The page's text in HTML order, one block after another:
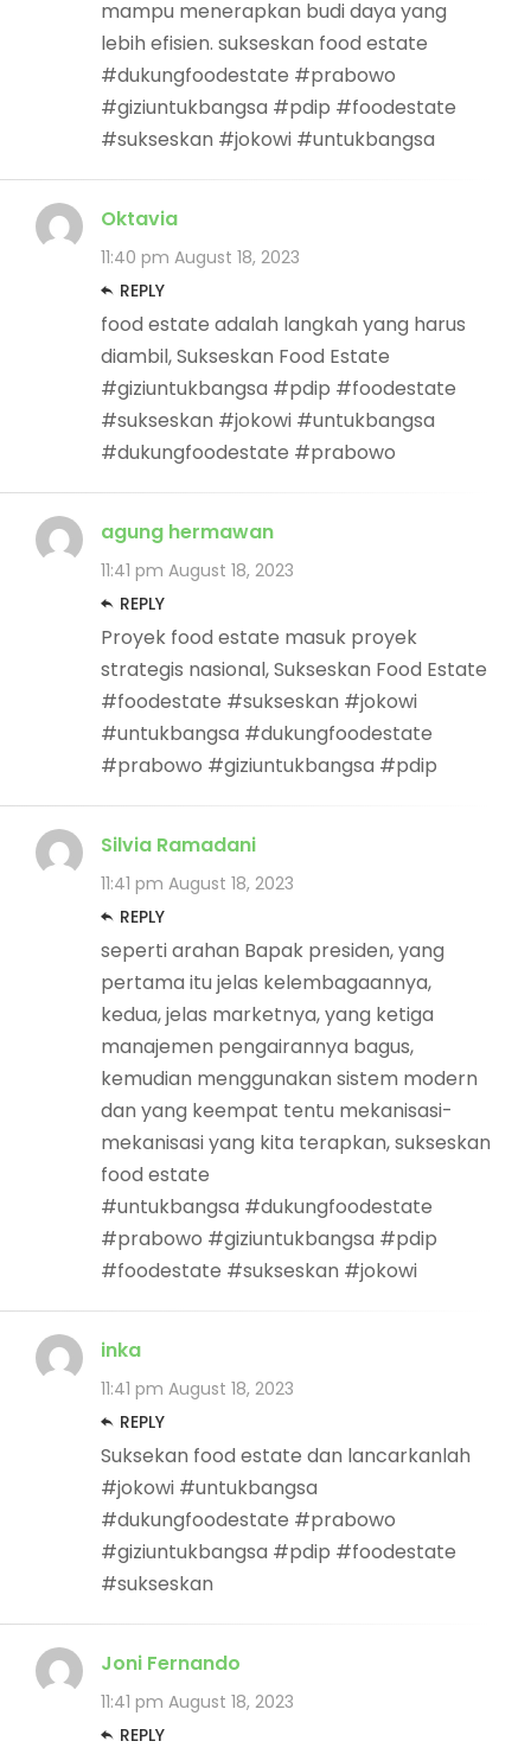
mampu menerapkan budi daya yang
lebih efisien. sukseskan food estate
#dukungfoodestate #prabowo
#giziuntukbangsa #pdip #foodestate
#sukseskan #jokowi #untukbangsa
Oktavia
11:40 pm August 18, 2023
REPLY
food estate adalah langkah yang harus
diambil, Sukseskan Food Estate
#giziuntukbangsa #pdip #foodestate
#sukseskan #jokowi #untukbangsa
#dukungfoodestate #prabowo
agung hermawan
11:41 pm August 18, 2023
REPLY
Proyek food estate masuk proyek
strategis nasional, Sukseskan Food Estate
#foodestate #sukseskan #jokowi
#untukbangsa #dukungfoodestate
#prabowo #giziuntukbangsa #pdip
Silvia Ramadani
11:41 pm August 18, 2023
REPLY
seperti arahan Bapak presiden, yang
pertama itu jelas kelembagaannya,
kedua, jelas marketnya, yang ketiga
manajemen pengairannya bagus,
kemudian menggunakan sistem modern
dan yang keempat tentu mekanisasi-
mekanisasi yang kita terapkan, sukseskan
food estate
#untukbangsa #dukungfoodestate
#prabowo #giziuntukbangsa #pdip
#foodestate #sukseskan #jokowi
inka
11:41 pm August 18, 2023
REPLY
Suksekan food estate dan lancarkanlah
#jokowi #untukbangsa
#dukungfoodestate #prabowo
#giziuntukbangsa #pdip #foodestate
#sukseskan
Joni Fernando
11:41 pm August 18, 2023
REPLY